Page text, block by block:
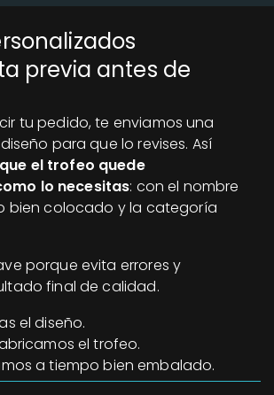
previa antes de
tu pedido, te enviamos una
para que lo revises. Así
el trofeo quede
lo necesitas: con el nombre
bien colocado y la categoría
porque evita errores y
final de calidad.
el diseño.
el trofeo.
a tiempo bien embalado.